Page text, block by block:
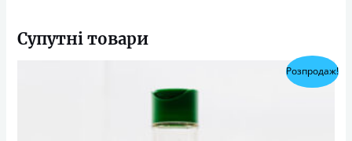
Супутні товари
Розпродаж!